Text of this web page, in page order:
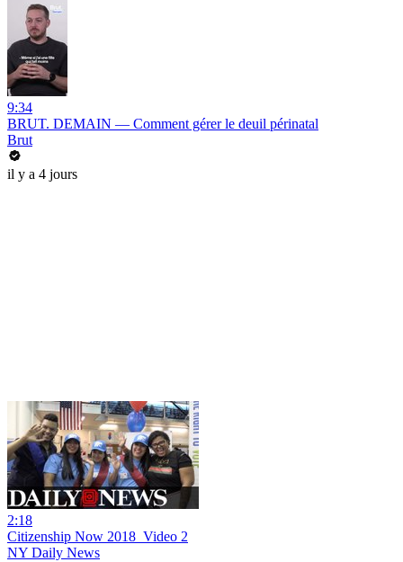
9:34
BRUT. DEMAIN — Comment gérer le deuil périnatal
Brut
il y a 4 jours
2:18
Citizenship Now 2018_Video 2
NY Daily News